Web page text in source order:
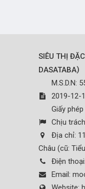
SIÊU THỊ
DASATABA)
M.S.D.N:
2019-12-
Giấy
Chịu
Địa chỉ:
Châu (cũ:
Điện thoại:
Email: